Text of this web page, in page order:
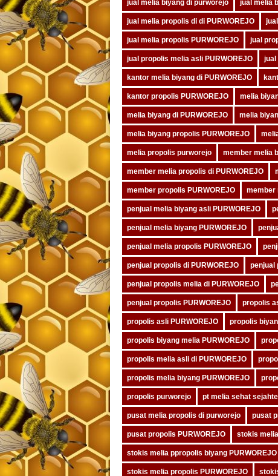
jual melia biyang di purworejo jual melia
jual melia propolis di di PURWOREJO
jual melia propolis PURWOREJO jual
jual propolis melia asli PURWOREJO jual
kantor melia biyang di PURWOREJO
kantor propolis PURWOREJO melia
melia biyang di PURWOREJO melia
melia biyang propolis PURWOREJO
melia propolis purworejo member melia
member melia propolis di PURWOREJO
member propolis PURWOREJO member
penjual melia biyang asli PURWOREJO
penjual melia biyang PURWOREJO
penjual melia propolis PURWOREJO
penjual propolis di PURWOREJO penjual
penjual propolis melia di PURWOREJO
penjual propolis PURWOREJO propolis
propolis asli PURWOREJO propolis
propolis biyang melia PURWOREJO
propolis melia asli di PURWOREJO
propolis melia biyang PURWOREJO
propolis purworejo pt melia sehat
pusat melia propolis di purworejo pusat
pusat propolis PURWOREJO stokis
stokis melia ppropolis biyang PURWOREJO
stokis melia propolis PURWOREJO